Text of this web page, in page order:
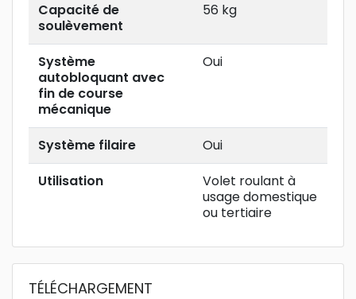
Capacité de
soulèvement
56 kg
Système
autobloquant avec
fin de course
mécanique
Oui
Système filaire
Oui
Utilisation
Volet roulant à
usage domestique
ou tertiaire
TÉLÉCHARGEMENT